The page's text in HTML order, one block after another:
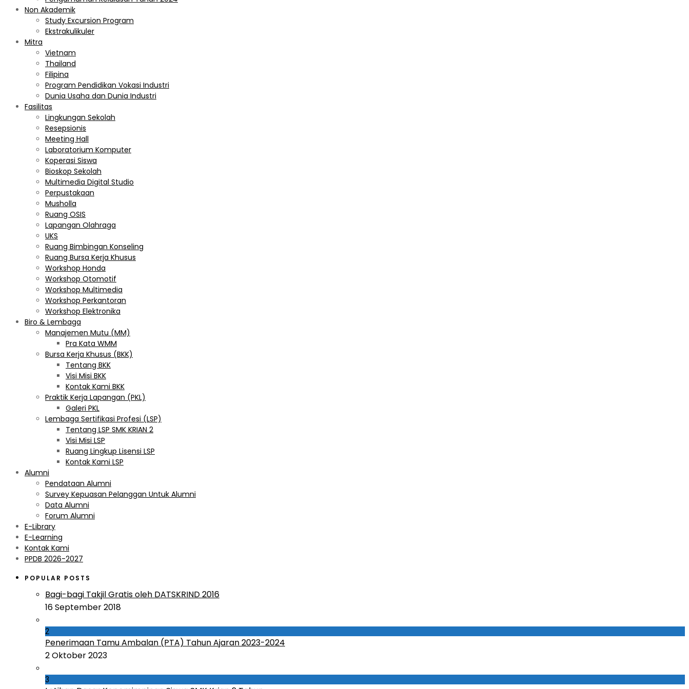
Non Akademik
Study Excursion Program
Ekstrakulikuler
Mitra
Vietnam
Thailand
Filipina
Program Pendidikan Vokasi Industri
Dunia Usaha dan Dunia Industri
Fasilitas
Lingkungan Sekolah
Resepsionis
Meeting Hall
Laboratorium Komputer
Koperasi Siswa
Bioskop Sekolah
Multimedia Digital Studio
Perpustakaan
Musholla
Ruang OSIS
Lapangan Olahraga
UKS
Ruang Bimbingan Konseling
Ruang Bursa Kerja Khusus
Workshop Honda
Workshop Otomotif
Workshop Multimedia
Workshop Perkantoran
Workshop Elektronika
Biro & Lembaga
Manajemen Mutu (MM)
Pra Kata WMM
Bursa Kerja Khusus (BKK)
Tentang BKK
Visi Misi BKK
Kontak Kami BKK
Praktik Kerja Lapangan (PKL)
Galeri PKL
Lembaga Sertifikasi Profesi (LSP)
Tentang LSP SMK KRIAN 2
Visi Misi LSP
Ruang Lingkup Lisensi LSP
Kontak Kami LSP
Alumni
Pendataan Alumni
Survey Kepuasan Pelanggan Untuk Alumni
Data Alumni
Forum Alumni
E-Library
E-Learning
Kontak Kami
PPDB 2026-2027
POPULAR POSTS
Bagi-bagi Takjil Gratis oleh DATSKRIND 2016
16 September 2018
2
Penerimaan Tamu Ambalan (PTA) Tahun Ajaran 2023-2024
2 Oktober 2023
3